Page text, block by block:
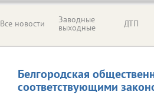
Все новости Заводные
выходные ДТП
Белгородская
соответствующими